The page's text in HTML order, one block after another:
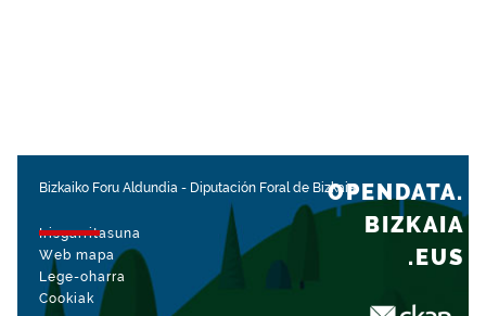
Bizkaiko Foru Aldundia - Diputación Foral de Bizkaia
Irisgarritasuna
Web mapa
Lege-oharra
Cookiak
OPENDATA.
BIZKAIA
.EUS